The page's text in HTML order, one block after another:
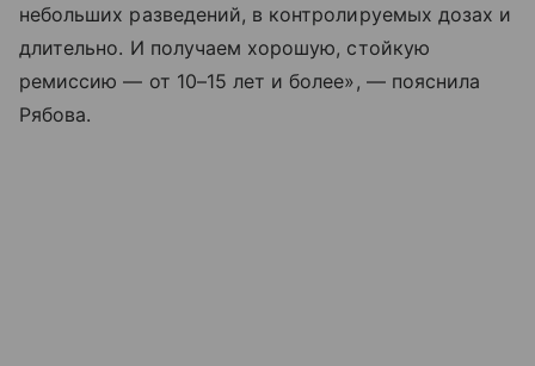
небольших разведений, в контролируемых дозах и
длительно. И получаем хорошую, стойкую
ремиссию — от 10–15 лет и более», — пояснила
Рябова.